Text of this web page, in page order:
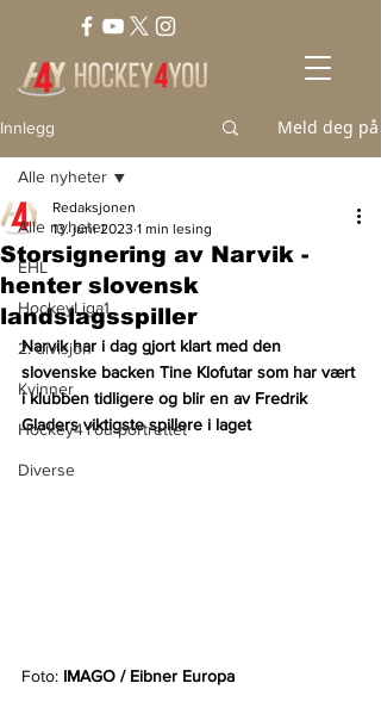
Innlegg Meld deg på
Alle nyheter
EHL
HockeyLiga1
2. divisjon
Kvinner
Hockey4You portrettet
Diverse
Alle nyheter
Storsignering av Narvik -
henter slovensk
landslagsspiller
Redaksjonen
13. juni 2023 1 min lesing
Narvik har i dag gjort klart med den
slovenske backen Tine Klofutar som har vært
i klubben tidligere og blir en av Fredrik
Gladers viktigste spillere i laget
Foto: IMAGO / Eibner Europa